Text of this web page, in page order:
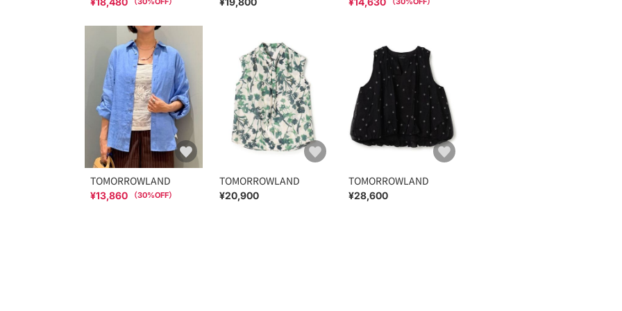
TOMORROWLAND
¥13,860 （30%OFF）
TOMORROWLAND
¥20,900
TOMORROWLAND
¥28,600